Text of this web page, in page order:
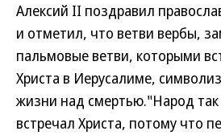
Алексий II поздравил
и отметил, что ветви вербы,
пальмовые ветви, которыми
Христа в Иерусалиме,
жизни над смертью."Народ
встречал Христа, потому что